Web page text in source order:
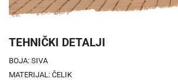
TEHNIČKI DETALJI
BOJA: SIVA
MATERIJAL: ČELIK